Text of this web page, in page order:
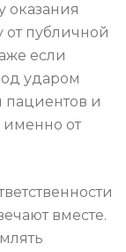
оказания
от публичной
если
ударом
пациентов и
именно от
вместе.